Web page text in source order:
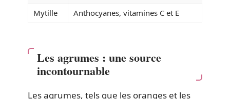
Mytille
Anthocyanes, vitamines C et E
Les agrumes : une source
incontournable
Les agrumes, tels que les oranges et les